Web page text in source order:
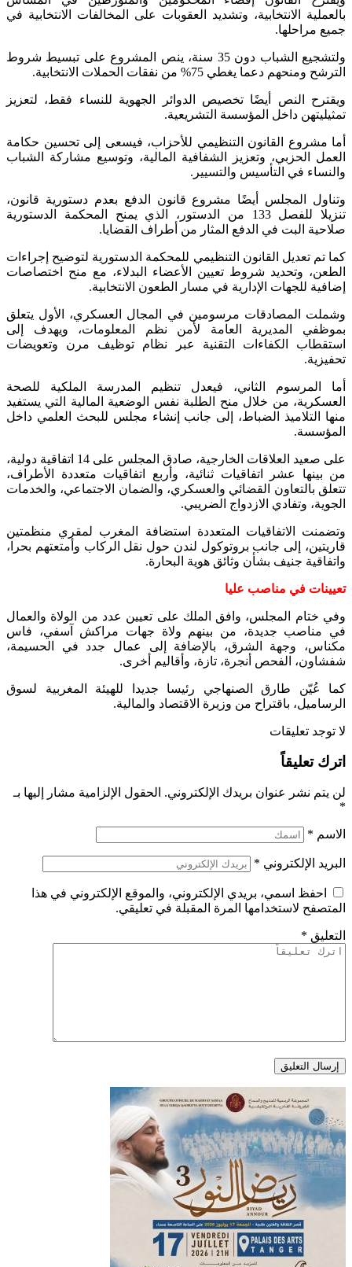
بالعملية الانتخابية، وتشديد العقوبات على المخالفات الانتخابية في
جميع مراحلها.
ولتشجيع الشباب دون 35 سنة، ينص المشروع على تبسيط شروط
الترشح ومنحهم دعما يغطي 75% من نفقات الحملات الانتخابية.
ويقترح النص أيضًا تخصيص الدوائر الجهوية للنساء فقط، لتعزيز
تمثيليتهن داخل المؤسسة التشريعية.
أما مشروع القانون التنظيمي للأحزاب، فيسعى إلى تحسين حكامة
العمل الحزبي، وتعزيز الشفافية المالية، وتوسيع مشاركة الشباب
والنساء في التأسيس والتسيير.
وتناول المجلس أيضًا مشروع قانون الدفع بعدم دستورية قانون،
تنزيلا للفصل 133 من الدستور، الذي يمنح المحكمة الدستورية
صلاحية البت في الدفع المثار من أطراف القضايا.
كما تم تعديل القانون التنظيمي للمحكمة الدستورية لتوضيح إجراءات
الطعن، وتحديد شروط تعيين الأعضاء البدلاء، مع منح اختصاصات
إضافية للجهات الإدارية في مسار الطعون الانتخابية.
وشملت المصادقات مرسومين في المجال العسكري، الأول يتعلق
بموظفي المديرية العامة لأمن نظم المعلومات، ويهدف إلى
استقطاب الكفاءات التقنية عبر نظام توظيف مرن وتعويضات
تحفيزية.
أما المرسوم الثاني، فيعدل تنظيم المدرسة الملكية للصحة
العسكرية، من خلال منح الطلبة نفس الوضعية المالية التي يستفيد
منها التلاميذ الضباط، إلى جانب إنشاء مجلس للبحث العلمي داخل
المؤسسة.
على صعيد العلاقات الخارجية، صادق المجلس على 14 اتفاقية دولية،
من بينها عشر اتفاقيات ثنائية، وأربع اتفاقيات متعددة الأطراف،
تتعلق بالتعاون القضائي والعسكري، والضمان الاجتماعي، والخدمات
الجوية، وتفادي الازدواج الضريبي.
وتضمنت الاتفاقيات المتعددة استضافة المغرب لمقري منظمتين
قاريتين، إلى جانب بروتوكول لندن حول نقل الركاب وأمتعتهم بحرا،
واتفاقية جنيف بشأن وثائق هوية البحارة.
تعيينات في مناصب عليا
وفي ختام المجلس، وافق الملك على تعيين عدد من الولاة والعمال
في مناصب جديدة، من بينهم ولاة جهات مراكش آسفي، فاس
مكناس، وجهة الشرق، بالإضافة إلى عمال جدد في الحسيمة،
شفشاون، الفحص أنجرة، تازة، وأقاليم أخرى.
كما عُيّن طارق الصنهاجي رئيسا جديدا للهيئة المغربية لسوق
الرساميل، باقتراح من وزيرة الاقتصاد والمالية.
لا توجد تعليقات
اترك تعليقاً
لن يتم نشر عنوان بريدك الإلكتروني. الحقول الإلزامية مشار إليها بـ
*
الاسم *
البريد الإلكتروني *
احفظ اسمي، بريدي الإلكتروني، والموقع الإلكتروني في هذا
المتصفح لاستخدامها المرة المقبلة في تعليقي.
التعليق *